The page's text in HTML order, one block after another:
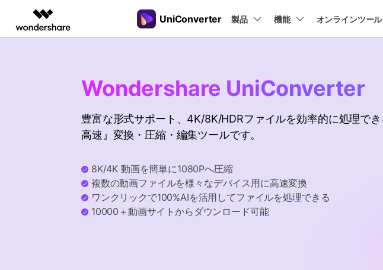
製品
EdrawMax
EdrawMind
マインドマップソフト
PDFelement
法人・教育・パートナー
学生・教員向け
代理店募集
PDFelement EdrawMind
UniConverter 製品 機能
音声をテキストに
音声ファイルや動画ファイルを正
様々なデバイス用に高速変換
Hot
AI動画補正 >
テキスト読み上
>
オンラインツール
操作ガイド
Macユーザー向け
多機能ビデオ処理ソフト
Wondershare UniConverter
豊富な形式サポート、4K/8K/HDRファイルを効率的に処理でき
高速』変換・圧縮・編集ツールです。
8K/4K 動画を簡単に1080Pへ圧縮
複数の動画ファイルを様々なデバイス用に高速変換
ワンクリックで100%AIを活用してファイルを処理できる
10000＋動画サイトからダウンロード可能